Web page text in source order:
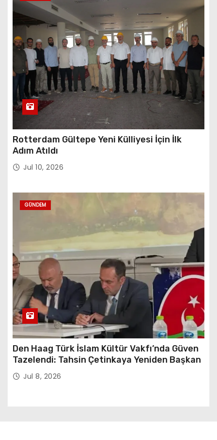
Rotterdam Gültepe Yeni Külliyesi İçin İlk
Adım Atıldı
Jul 10, 2026
GÜNDEM
Den Haag Türk İslam Kültür Vakfı’nda Güven
Tazelendi: Tahsin Çetinkaya Yeniden Başkan
Jul 8, 2026